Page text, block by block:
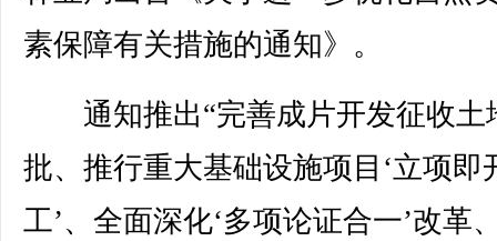
素保障有关措施的通知》。
通知推出“完善成片开发征收土
批、推行重大基础设施项目‘立项即
工’、全面深化‘多项论证合一’改革